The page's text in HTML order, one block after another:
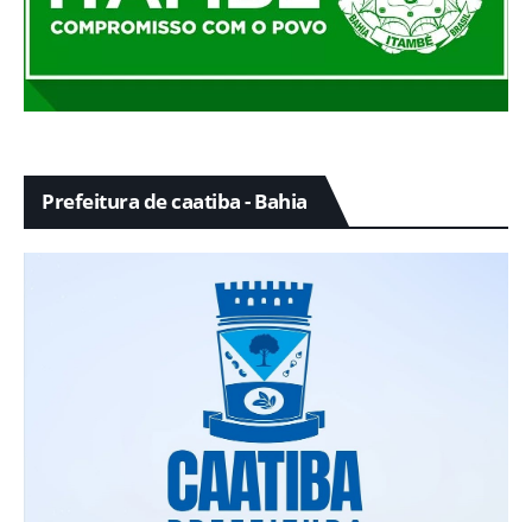
Prefeitura de caatiba - Bahia